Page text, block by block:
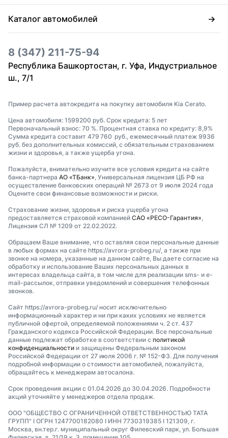
Каталог автомобилей
8 (347) 211-75-94
Республика Башкортостан, г. Уфа, Индустриальное
ш., 7/1
Пример расчета автокредита на покупку автомобиля Kia Cerato.
Цена автомобиля: 1599200 руб. Срок кредита: 5 лет
Первоначальный взнос: 70 %. Процентная ставка по кредиту: 8,9%
Сумма кредита составит 479 760 руб., ежемесячный платеж 9936
руб. без дополнительных комиссий, с обязательным страхованием
жизни и здоровья, а также ущерба угона.
Пожалуйста, внимательно изучите все условия кредита на сайте
банка-партнера АО «ТБанк», Универсальная лицензия ЦБ РФ на
осуществление банковских операций № 2673 от 9 июля 2024 года
Оцените свои финансовые возможности и риски.
Страхование жизни, здоровья и риска ущерба угона
предоставляется страховой компанией САО «РЕСО-Гарантия»,
Лицензия СЛ № 1209 от 22.02.2022.
Обращаем Ваше внимание, что оставляя свои персональные данные
в любых формах на сайте https://avrora-probeg.ru/, а также при
звонке на номера, указанные на данном сайте, Вы даете согласие на
обработку и использование Ваших персональных данных в
интересах владельца сайта, в том числе для реализации sms- и e-
mail-рассылок, отправки уведомлений и совершения телефонных
звонков.
Сайт https://avrora-probeg.ru/ носит исключительно
информационный характер и ни при каких условиях не является
публичной офертой, определяемой положениями ч. 2 ст. 437
Гражданского кодекса Российской Федерации. Все персональные
данные подлежат обработке в соответствии с политикой
конфиденциальности и защищены Федеральным законом
Российской Федерации от 27 июля 2006 г. № 152-ФЗ. Для получения
подробной информации о стоимости автомобилей, пожалуйста,
обращайтесь к менеджерам автосалона.
Срок проведения акции с 01.04.2026 до 30.04.2026. Подробности
акций уточняйте у менеджеров отдела продаж.
ООО "ОБЩЕСТВО С ОГРАНИЧЕННОЙ ОТВЕТСТВЕННОСТЬЮ ТАТА
ГРУПП" I ОГРН 1247700182080 I ИНН 7730319385 I 121309, г.
Москва, вн.тер.г. муниципальный округ Филевский парк, ул. Большая